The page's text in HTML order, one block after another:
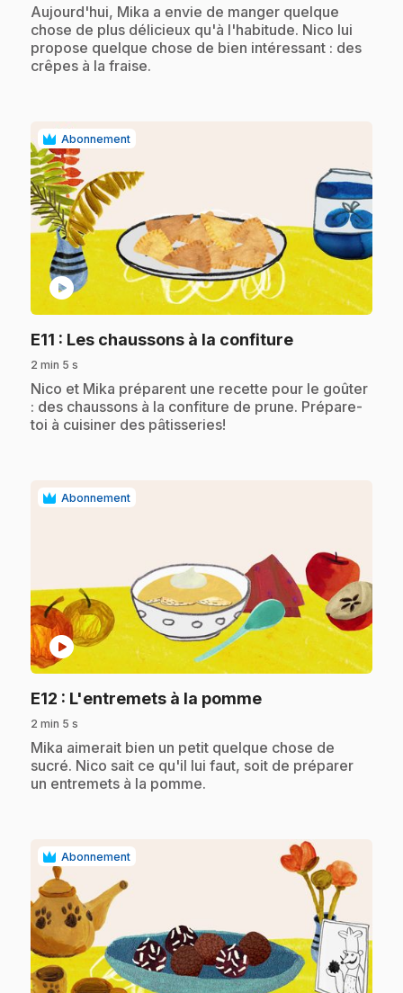
.Aujourd'hui, Mika a envie de manger quelque
chose de plus délicieux qu'à l'habitude. Nico lui
propose quelque chose de bien intéressant : des
crêpes à la fraise.
Abonnement
play_circle
E11 : Les chaussons à la confiture.
2 min 5 s
.Nico et Mika préparent une recette pour le goûter
: des chaussons à la confiture de prune. Prépare-
toi à cuisiner des pâtisseries!
Abonnement
play_circle
E12 : L'entremets à la pomme.
2 min 5 s
.Mika aimerait bien un petit quelque chose de
sucré. Nico sait ce qu'il lui faut, soit de préparer
un entremets à la pomme.
Abonnement